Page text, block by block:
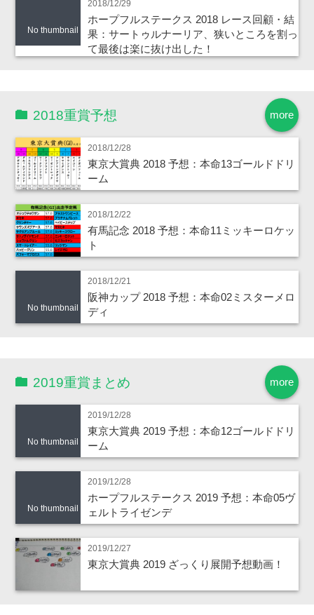
No thumbnail
2018/12/29
ホープフルステークス 2018 レース回顧・結
果：サートゥルナーリア、狭いところを割っ
て最後は楽に抜け出した！
more
2018重賞予想
2018/12/28
東京大賞典 2018 予想：本命13ゴールドドリ
ーム
2018/12/22
有馬記念 2018 予想：本命11ミッキーロケッ
ト
No thumbnail
2018/12/21
阪神カップ 2018 予想：本命02ミスターメロ
ディ
more
2019重賞まとめ
No thumbnail
2019/12/28
東京大賞典 2019 予想：本命12ゴールドドリ
ーム
No thumbnail
2019/12/28
ホープフルステークス 2019 予想：本命05ヴ
ェルトライゼンデ
2019/12/27
東京大賞典 2019 ざっくり展開予想動画！